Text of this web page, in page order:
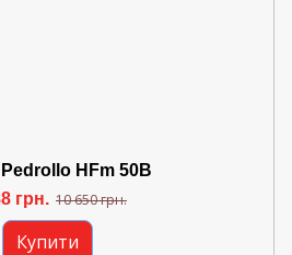
HFm 50B
грн. 10 650 грн.
Купити